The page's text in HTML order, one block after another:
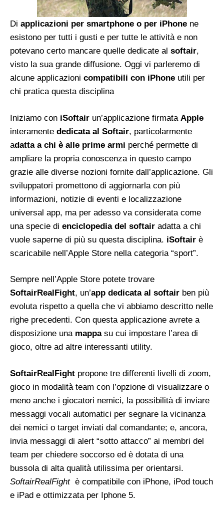
Di applicazioni per smartphone o per iPhone ne
esistono per tutti i gusti e per tutte le attività e non
potevano certo mancare quelle dedicate al softair,
visto la sua grande diffusione. Oggi vi parleremo di
alcune applicazioni compatibili con iPhone utili per
chi pratica questa disciplina
Iniziamo con iSoftair un’applicazione firmata Apple
interamente dedicata al Softair, particolarmente
adatta a chi è alle prime armi perché permette di
ampliare la propria conoscenza in questo campo
grazie alle diverse nozioni fornite dall’applicazione. Gli
sviluppatori promettono di aggiornarla con più
informazioni, notizie di eventi e localizzazione
universal app, ma per adesso va considerata come
una specie di enciclopedia del softair adatta a chi
vuole saperne di più su questa disciplina. iSoftair è
scaricabile nell’Apple Store nella categoria “sport”.
Sempre nell’Apple Store potete trovare
SoftairRealFight, un’app dedicata al softair ben più
evoluta rispetto a quella che vi abbiamo descritto nelle
righe precedenti. Con questa applicazione avrete a
disposizione una mappasu cui impostare l’area di
gioco, oltre ad altre interessanti utility.
SoftairRealFight propone tre differenti livelli di zoom,
gioco in modalità team con l’opzione di visualizzare o
meno anche i giocatori nemici, la possibilità di inviare
messaggi vocali automatici per segnare la vicinanza
dei nemici o target inviati dal comandante; e, ancora,
invia messaggi di alert “sotto attacco” ai membri del
team per chiedere soccorso ed è dotata di una
bussola di alta qualità utilissima per orientarsi.
SoftairRealFightè compatibile con iPhone, iPod touch
e iPad e ottimizzata per Iphone 5.